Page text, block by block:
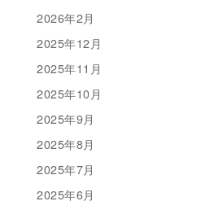
2026年2月
2025年12月
2025年11月
2025年10月
2025年9月
2025年8月
2025年7月
2025年6月